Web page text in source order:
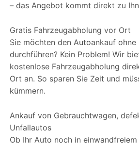
– das Angebot kommt direkt zu
Gratis Fahrzeugabholung vor Ort
Sie möchten den Autoankauf
durchführen? Kein Problem! Wir
kostenlose Fahrzeugabholung
Ort an. So sparen Sie Zeit und
kümmern.
Ankauf von Gebrauchtwagen,
Unfallautos
Ob Ihr Auto noch in